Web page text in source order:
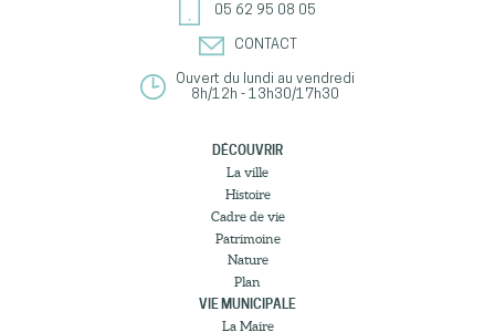
05 62 95 08 05
CONTACT
Ouvert du lundi au vendredi
8h/12h - 13h30/17h30
DÉCOUVRIR
La ville
Histoire
Cadre de vie
Patrimoine
Nature
Plan
VIE MUNICIPALE
La Maire